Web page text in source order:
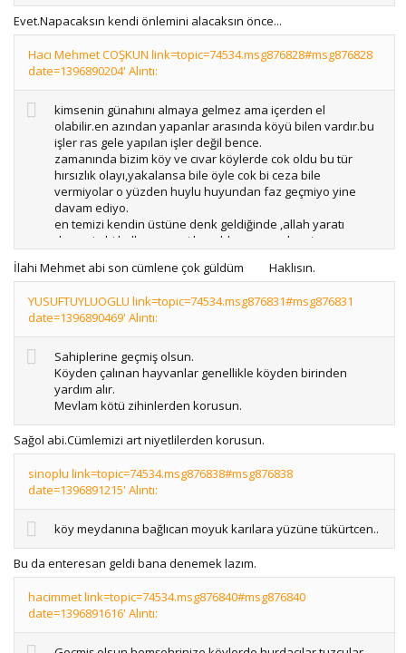
Evet.Napacaksın kendi önlemini alacaksın önce...
Hacı Mehmet COŞKUN link=topic=74534.msg876828#msg876828
date=1396890204' Alıntı:
kimsenin günahını almaya gelmez ama içerden el
olabilir.en azından yapanlar arasında köyü bilen vardır.bu
işler ras gele yapılan işler değil bence.
zamanında bizim köy ve cıvar köylerde cok oldu bu tür
hırsızlık olayı,yakalansa bile öyle cok bi ceza bile
vermiyolar o yüzden huylu huyundan faz geçmiyo yine
davam ediyo.
en temizi kendin üstüne denk geldiğinde ,allah yaratı
demeyip bi kalbur mermi boşaldacan sevaba gircen.
İlahi Mehmet abi son cümlene çok güldüm
Haklısın.
YUSUFTUYLUOGLU link=topic=74534.msg876831#msg876831
date=1396890469' Alıntı:
Sahiplerine geçmiş olsun.
Köyden çalınan hayvanlar genellikle köyden birinden
yardım alır.
Mevlam kötü zihinlerden korusun.
Sağol abi.Cümlemizi art niyetlilerden korusun.
sinoplu link=topic=74534.msg876838#msg876838
date=1396891215' Alıntı:
köy meydanına bağlıcan moyuk karılara yüzüne tükürtcen..
Bu da enteresan geldi bana denemek lazım.
hacimmet link=topic=74534.msg876840#msg876840
date=1396891616' Alıntı: